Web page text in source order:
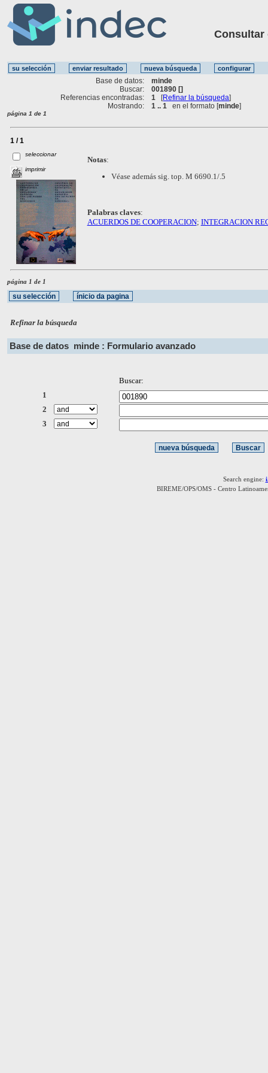
Consultar
Base de datos:
minde
Buscar:
001890 []
Referencias encontradas:
1 [Refinar la búsqueda]
Mostrando:
1 .. 1 en el formato [minde]
página 1 de 1
1 / 1
seleccionar
imprimir
Notas:
Véase además sig. top. M 6690.1/.5
Palabras claves:
ACUERDOS DE COOPERACION; INTEGRACION
página 1 de 1
Refinar la búsqueda
Base de datos minde : Formulario avanzado
Buscar:
1
2
3
Search engine:
BIREME/OPS/OMS - Centro